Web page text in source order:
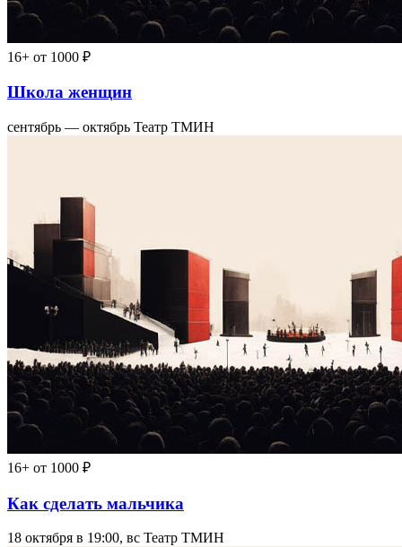
16+ от 1000 ₽
Школа женщин
сентябрь — октябрь Театр ТМИН
16+ от 1000 ₽
Как сделать мальчика
18 октября в 19:00, вс Театр ТМИН